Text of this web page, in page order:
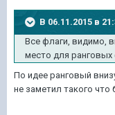
В 06.11.2015 в
Все флаги, видимо,
место для ранговых
По идее ранговый
не заметил такого что